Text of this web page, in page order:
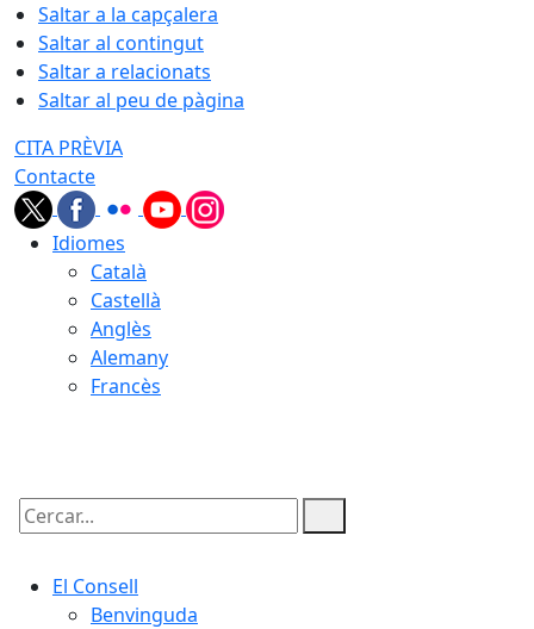
Saltar a la capçalera
Saltar al contingut
Saltar a relacionats
Saltar al peu de pàgina
CITA PRÈVIA
Contacte
Idiomes
Català
Castellà
Anglès
Alemany
Francès
Cercar:
El Consell
Benvinguda